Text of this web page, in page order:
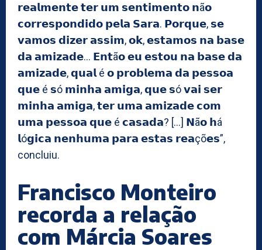
𝗿𝗲𝗮𝗹𝗺𝗲𝗻𝘁𝗲 𝘁𝗲𝗿 𝘂𝗺 𝘀𝗲𝗻𝘁𝗶𝗺𝗲𝗻𝘁𝗼 𝗻ã𝗼
𝗰𝗼𝗿𝗿𝗲𝘀𝗽𝗼𝗻𝗱𝗶𝗱𝗼 𝗽𝗲𝗹𝗮 𝗦𝗮𝗿𝗮. 𝗣𝗼𝗿𝗾𝘂𝗲, 𝘀𝗲
𝘃𝗮𝗺𝗼𝘀 𝗱𝗶𝘇𝗲𝗿 𝗮𝘀𝘀𝗶𝗺, 𝗼𝗸, 𝗲𝘀𝘁𝗮𝗺𝗼𝘀 𝗻𝗮 𝗯𝗮𝘀𝗲
𝗱𝗮 𝗮𝗺𝗶𝘇𝗮𝗱𝗲… 𝗘𝗻𝘁ã𝗼 𝗲𝘂 𝗲𝘀𝘁𝗼𝘂 𝗻𝗮 𝗯𝗮𝘀𝗲 𝗱𝗮
𝗮𝗺𝗶𝘇𝗮𝗱𝗲, 𝗾𝘂𝗮𝗹 é 𝗼 𝗽𝗿𝗼𝗯𝗹𝗲𝗺𝗮 𝗱𝗮 𝗽𝗲𝘀𝘀𝗼𝗮
𝗾𝘂𝗲 é 𝘀ó 𝗺𝗶𝗻𝗵𝗮 𝗮𝗺𝗶𝗴𝗮, 𝗾𝘂𝗲 𝘀ó 𝘃𝗮𝗶 𝘀𝗲𝗿
𝗺𝗶𝗻𝗵𝗮 𝗮𝗺𝗶𝗴𝗮, 𝘁𝗲𝗿 𝘂𝗺𝗮 𝗮𝗺𝗶𝘇𝗮𝗱𝗲 𝗰𝗼𝗺
𝘂𝗺𝗮 𝗽𝗲𝘀𝘀𝗼𝗮 𝗾𝘂𝗲 é 𝗰𝗮𝘀𝗮𝗱𝗮? […] 𝗡ã𝗼 𝗵á
𝗹ó𝗴𝗶𝗰𝗮 𝗻𝗲𝗻𝗵𝘂𝗺𝗮 𝗽𝗮𝗿𝗮 𝗲𝘀𝘁𝗮𝘀 𝗿𝗲𝗮çõ𝗲𝘀”,
concluiu.
Francisco Monteiro
recorda a relação
com Márcia Soares